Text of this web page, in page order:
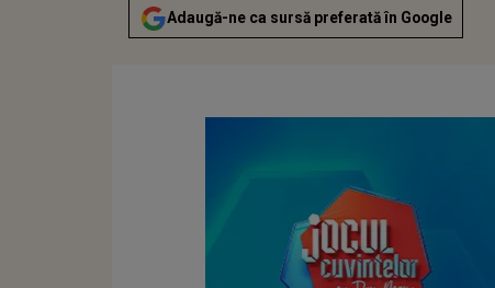
Adaugă-ne ca sursă preferată în Google